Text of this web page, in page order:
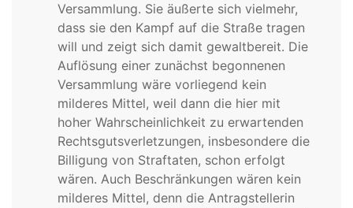
Versammlung. Sie äußerte sich vielmehr,
dass sie den Kampf auf die Straße tragen
will und zeigt sich damit gewaltbereit. Die
Auflösung einer zunächst begonnenen
Versammlung wäre vorliegend kein
milderes Mittel, weil dann die hier mit
hoher Wahrscheinlichkeit zu erwartenden
Rechtsgutsverletzungen, insbesondere die
Billigung von Straftaten, schon erfolgt
wären. Auch Beschränkungen wären kein
milderes Mittel, denn die Antragstellerin